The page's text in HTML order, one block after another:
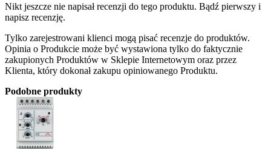
Nikt jeszcze nie napisał recenzji do tego produktu. Bądź pierwszy i
napisz recenzję.
Tylko zarejestrowani klienci mogą pisać recenzje do produktów.
Opinia o Produkcie może być wystawiona tylko do faktycznie
zakupionych Produktów w Sklepie Internetowym oraz przez
Klienta, który dokonał zakupu opiniowanego Produktu.
Podobne produkty